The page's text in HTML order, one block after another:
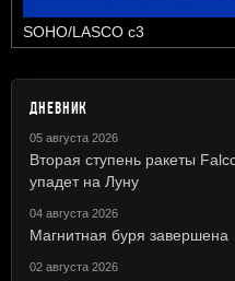
SOHO/LASCO c3
ДНЕВНИК
05 августа 2026
Вторая ступень ракеты
упадет на Луну
04 августа 2026
Магнитная буря завершена
02 августа 2026